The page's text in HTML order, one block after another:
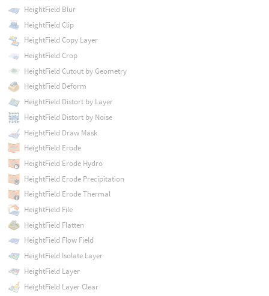
HeightField Blur
HeightField Clip
HeightField Copy Layer
HeightField Crop
HeightField Cutout by Geometry
HeightField Deform
HeightField Distort by Layer
HeightField Distort by Noise
HeightField Draw Mask
HeightField Erode
HeightField Erode Hydro
HeightField Erode Precipitation
HeightField Erode Thermal
HeightField File
HeightField Flatten
HeightField Flow Field
HeightField Isolate Layer
HeightField Layer
HeightField Layer Clear